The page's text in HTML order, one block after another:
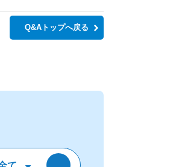
Q&Aトップへ戻る